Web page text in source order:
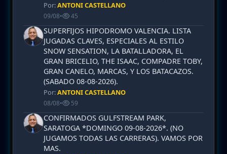
Por:ANTONI CASTELLANO
09/08• 45
SUPERFIJOS HIPODROMO VALENCIA. LISTA
JUGADAS CLAVES, ESPECIALES AL ESTILO
SNOW SENSATION, LA BATALLADORA, EL
GRAN BRICELIO, THE ISAAC, COMPADRE TOBY,
GRAN CANELO, MARCAS, Y LOS BATACAZOS.
(SABADO 08-08-2026).
Por:ANTONI CASTELLANO
08/08• 59
CONFIRMADOS GULFSTREAM PARK,
SARATOGA *DOMINGO 09-08-2026*. (NO
JUGAMOS TODAS LAS CARRERAS). VAMOS POR
MAS.